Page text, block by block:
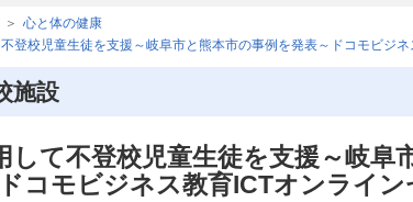
心と体の健康
登校児童生徒を支援～岐阜市と熊本市の事例を発表～ドコモビジ
施設
して不登校児童生徒を支援～岐阜
コモビジネス教育ICTオンライン